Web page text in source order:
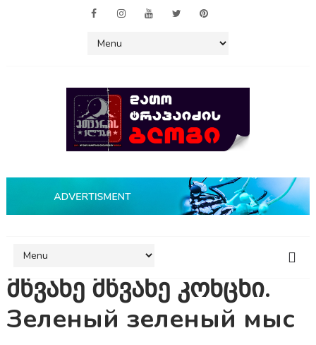
მწვანე მწვანე კონცხი.
Зеленый зеленый мыс